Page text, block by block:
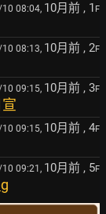
08:04, 10月前 , 1 F
08:13, 10月前 , 2F
09:15, 10月前 , 3F
09:15, 10月前 , 4F
09:21, 10月前 , 5F